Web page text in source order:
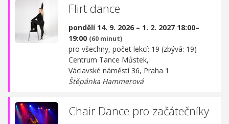
Flirt dance
pondělí 14. 9. 2026 – 1. 2. 2027 18:00–
19:00 (60 minut)
pro všechny, počet lekcí: 19 (zbývá: 19)
Centrum Tance Můstek,
Václavské náměstí 36, Praha 1
Štěpánka Hammerová
Chair Dance pro začátečníky